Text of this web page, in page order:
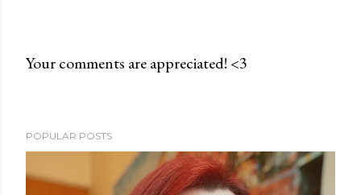
t
a
Your comments are appreciated! <3
POPULAR POSTS